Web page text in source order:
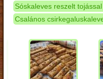
Sóskaleves reszelt tojással
Csalános